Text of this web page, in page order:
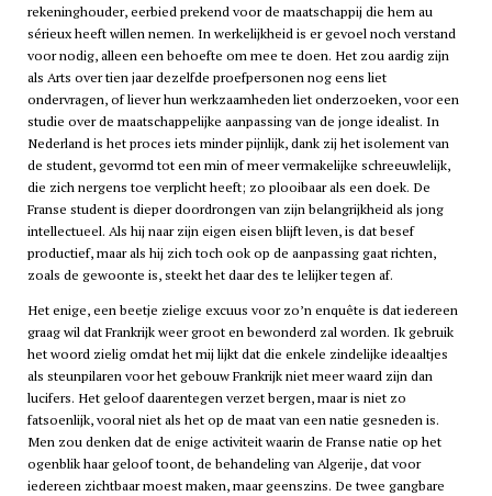
rekeninghouder, eerbied prekend voor de maatschappij die hem au
sérieux heeft willen nemen. In werkelijkheid is er gevoel noch verstand
voor nodig, alleen een behoefte om mee te doen. Het zou aardig zijn
als Arts over tien jaar dezelfde proefpersonen nog eens liet
ondervragen, of liever hun werkzaamheden liet onderzoeken, voor een
studie over de maatschappelijke aanpassing van de jonge idealist. In
Nederland is het proces iets minder pijnlijk, dank zij het isolement van
de student, gevormd tot een min of meer vermakelijke schreeuwlelijk,
die zich nergens toe verplicht heeft; zo plooibaar als een doek. De
Franse student is dieper doordrongen van zijn belangrijkheid als jong
intellectueel. Als hij naar zijn eigen eisen blijft leven, is dat besef
productief, maar als hij zich toch ook op de aanpassing gaat richten,
zoals de gewoonte is, steekt het daar des te lelijker tegen af.
Het enige, een beetje zielige excuus voor zo’n enquête is dat iedereen
graag wil dat Frankrijk weer groot en bewonderd zal worden. Ik gebruik
het woord zielig omdat het mij lijkt dat die enkele zindelijke ideaaltjes
als steunpilaren voor het gebouw Frankrijk niet meer waard zijn dan
lucifers. Het geloof daarentegen verzet bergen, maar is niet zo
fatsoenlijk, vooral niet als het op de maat van een natie gesneden is.
Men zou denken dat de enige activiteit waarin de Franse natie op het
ogenblik haar geloof toont, de behandeling van Algerije, dat voor
iedereen zichtbaar moest maken, maar geenszins. De twee gangbare